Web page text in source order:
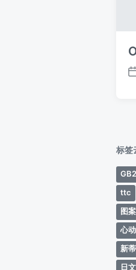
发
标签
ttc
图
心
新
日文